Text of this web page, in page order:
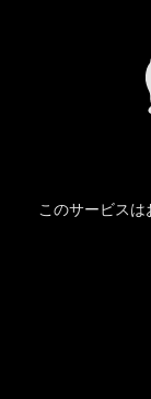
このサービスは